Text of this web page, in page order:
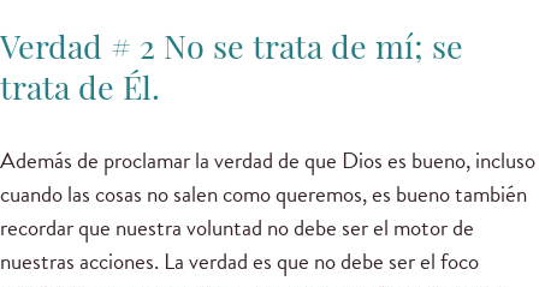
Verdad # 2 No se trata de mí; se
trata de Él.
Además de proclamar la verdad de que Dios es bueno, incluso
cuando las cosas no salen como queremos, es bueno también
recordar que nuestra voluntad no debe ser el motor de
nuestras acciones. La verdad es que no debe ser el foco